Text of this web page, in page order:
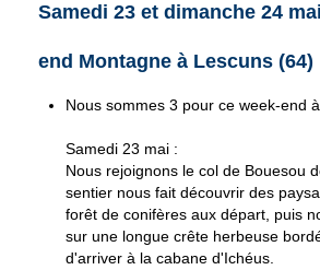
Samedi 23 et dimanche 24
end Montagne à Lescuns (64)
Nous sommes 3 pour ce week-end
Samedi 23 mai :
Nous rejoignons le col de Bouesou
sentier nous fait découvrir des
forêt de conifères aux départ, puis
sur une longue crête herbeuse
d'arriver à la cabane d'Ichéus.